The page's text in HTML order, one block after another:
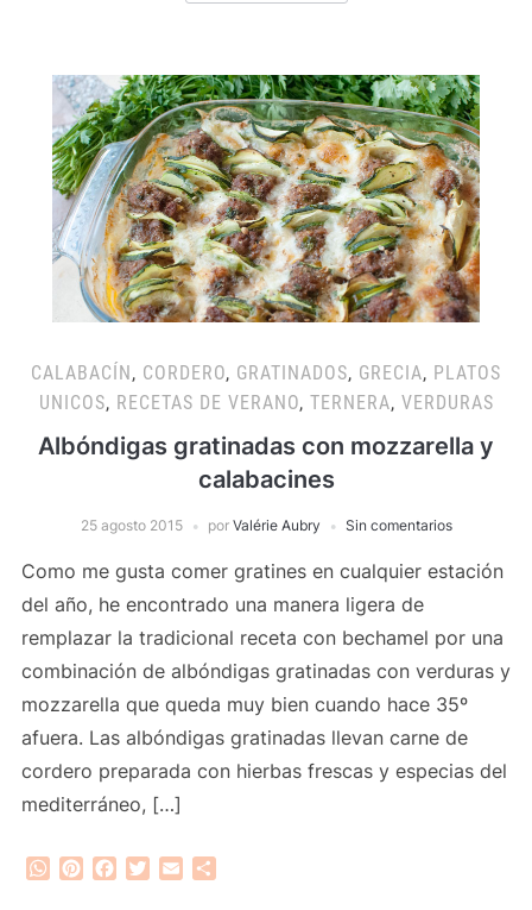
CALABACÍN, CORDERO, GRATINADOS, GRECIA, PLATOS
UNICOS, RECETAS DE VERANO, TERNERA, VERDURAS
Albóndigas gratinadas con mozzarella y
calabacines
25 agosto 2015 por Valérie Aubry Sin comentarios
Como me gusta comer gratines en cualquier estación
del año, he encontrado una manera ligera de
remplazar la tradicional receta con bechamel por una
combinación de albóndigas gratinadas con verduras y
mozzarella que queda muy bien cuando hace 35º
afuera. Las albóndigas gratinadas llevan carne de
cordero preparada con hierbas frescas y especias del
mediterráneo, […]
WhatsApp
PinterestFacebook
Twitter
Email